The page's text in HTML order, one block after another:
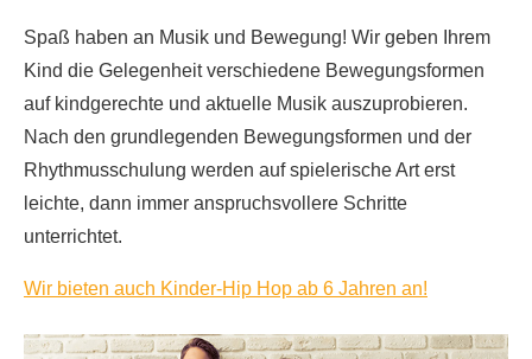
Spaß haben an Musik und Bewegung! Wir geben Ihrem
Kind die Gelegenheit verschiedene Bewegungsformen
auf kindgerechte und aktuelle Musik auszuprobieren.
Nach den grundlegenden Bewegungsformen und der
Rhythmusschulung werden auf spielerische Art erst
leichte, dann immer anspruchsvollere Schritte
unterrichtet.
Wir bieten auch Kinder-Hip Hop ab 6 Jahren an!